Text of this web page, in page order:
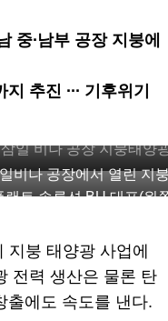
중∙남부 공장 지붕에
추진 ∙∙∙ 기후위기
일 비나 공장 지붕태양
비나 공장에서 열린 지
트 솔루션 BU 대표(왼
쪽 세번째)을 비롯한 관
하고 있다.
붕 태양광 사업에
전력 생산은 물론 탄
출에도 속도를 낸다.